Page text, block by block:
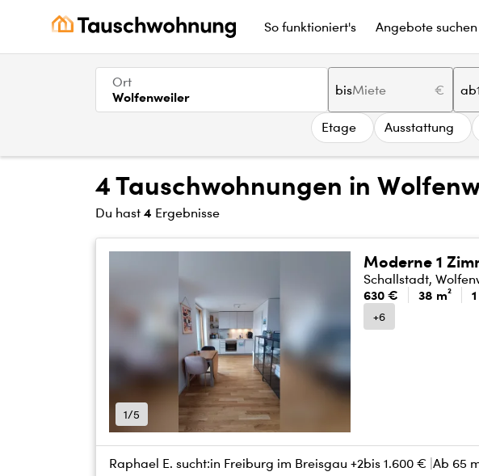
So funktioniert's Angebote suchen
Ort
Wolfenweiler bis € ab
Etage Ausstattung
4 Tauschwohnungen in
Du hast 4 Ergebnisse
1/5
Moderne 1
Schallstadt,
630 € 38 m²
+6
Raphael E. sucht:in Freiburg im Breisgau +2bis 1.600 € Ab 65